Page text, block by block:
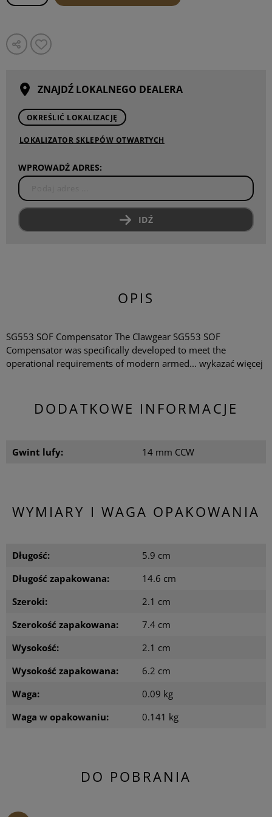
ZNAJDŹ LOKALNEGO DEALERA
OKREŚLIĆ LOKALIZACJĘ
LOKALIZATOR SKLEPÓW OTWARTYCH
WPROWADŹ ADRES:
IDŹ
OPIS
SG553 SOF Compensator The Clawgear SG553 SOF
Compensator was specifically developed to meet the
operational requirements of modern armed... wykazać więcej
DODATKOWE INFORMACJE
Gwint lufy: 14 mm CCW
WYMIARY I WAGA OPAKOWANIA
Długość:
5.9 cm
Długość zapakowana:
14.6 cm
Szeroki:
2.1 cm
Szerokość zapakowana:
7.4 cm
Wysokość:
2.1 cm
Wysokość zapakowana:
6.2 cm
Waga:
0.09 kg
Waga w opakowaniu:
0.141 kg
DO POBRANIA